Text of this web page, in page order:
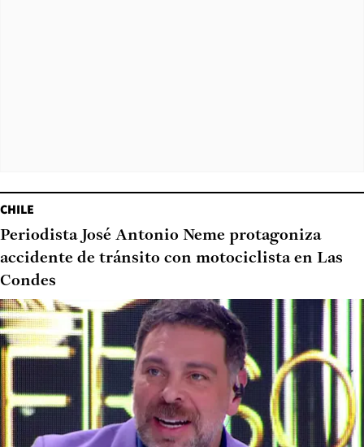
CHILE
Periodista José Antonio Neme protagoniza
accidente de tránsito con motociclista en Las
Condes